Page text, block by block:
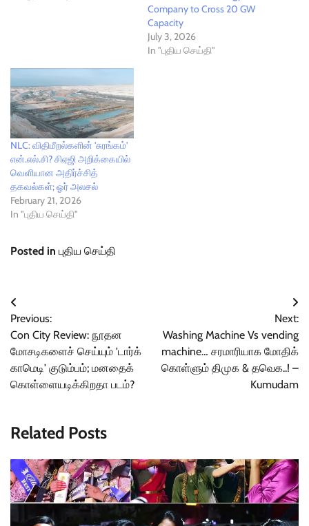
Company to Cross 20 GW
Capacity
July 3, 2026
In "புதிய செய்தி"
NLC: விதிமீறல்களின் 'சுரங்கம்'
என்.எல்.சி? சிஏஜி அறிக்கையில்
வெளியான அதிர்ச்சித்
தகவல்கள்; ஓர் அலசல்
February 21, 2026
In "புதிய செய்தி"
Posted in புதிய செய்தி
Post
navigation
Previous:
Con City Review: நூதன
மோசடிகளைச் செய்யும் 'டார்க்
காமெடி' குடும்பம்; மனதைக்
கொள்ளையடிக்கிறதா படம்?
Next:
Washing Machine Vs vending
machine… சரமாரியாக மோதிக்
கொள்ளும் திமுக & தவெக..! –
Kumudam
Related Posts